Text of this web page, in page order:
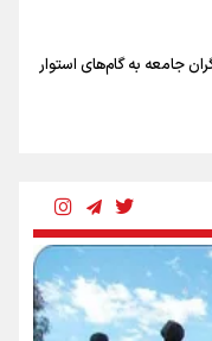
جامعه به گام‌های استوار
انرژی